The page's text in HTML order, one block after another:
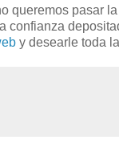
queremos pasar
confianza
y desearle toda